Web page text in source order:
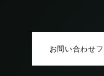
お問い合わせ